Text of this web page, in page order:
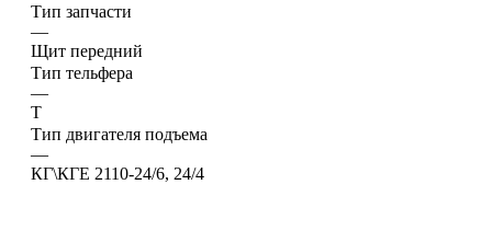
Тип запчасти
—
Щит передний
Тип тельфера
—
Т
Тип двигателя подъема
—
КГ\КГЕ 2110-24/6, 24/4